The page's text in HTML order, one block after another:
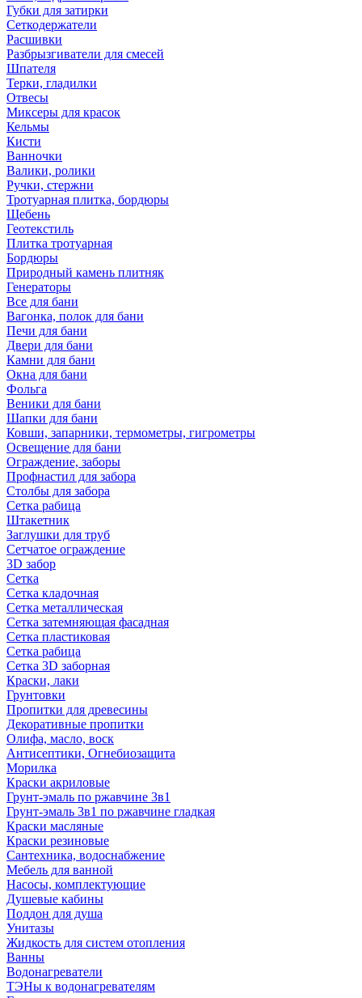
Губки для затирки
Сеткодержатели
Расшивки
Разбрызгиватели для смесей
Шпателя
Терки, гладилки
Отвесы
Миксеры для красок
Кельмы
Кисти
Ванночки
Валики, ролики
Ручки, стержни
Тротуарная плитка, бордюры
Щебень
Геотекстиль
Плитка тротуарная
Бордюры
Природный камень плитняк
Генераторы
Все для бани
Вагонка, полок для бани
Печи для бани
Двери для бани
Камни для бани
Окна для бани
Фольга
Веники для бани
Шапки для бани
Ковши, запарники, термометры, гигрометры
Освещение для бани
Ограждение, заборы
Профнастил для забора
Столбы для забора
Сетка рабица
Штакетник
Заглушки для труб
Сетчатое ограждение
3D забор
Сетка
Сетка кладочная
Сетка металлическая
Сетка затемняющая фасадная
Сетка пластиковая
Сетка рабица
Сетка 3D заборная
Краски, лаки
Грунтовки
Пропитки для древесины
Декоративные пропитки
Олифа, масло, воск
Антисептики, Огнебиозащита
Морилка
Краски акриловые
Грунт-эмаль по ржавчине 3в1
Грунт-эмаль 3в1 по ржавчине гладкая
Краски масляные
Краски резиновые
Сантехника, водоснабжение
Мебель для ванной
Насосы, комплектующие
Душевые кабины
Поддон для душа
Унитазы
Жидкость для систем отопления
Ванны
Водонагреватели
ТЭНы к водонагревателям